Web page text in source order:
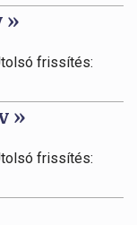
»
frissítés:
»
frissítés: